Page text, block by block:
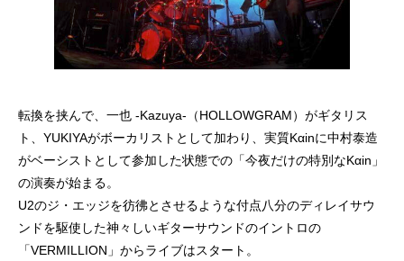
転換を挟んで、一也 -Kazuya-（HOLLOWGRAM）がギタリス
ト、YUKIYAがボーカリストとして加わり、実質Kαinに中村泰造
がベーシストとして参加した状態での「今夜だけの特別なKαin」
の演奏が始まる。
U2のジ・エッジを彷彿とさせるような付点八分のディレイサウ
ンドを駆使した神々しいギターサウンドのイントロの
「VERMILLION」からライブはスタート。